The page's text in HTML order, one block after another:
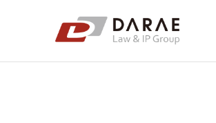
메인 메뉴 바로가기